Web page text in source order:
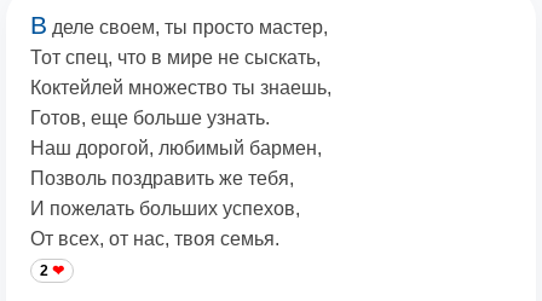
В деле своем, ты просто мастер,
Тот спец, что в мире не сыскать,
Коктейлей множество ты знаешь,
Готов, еще больше узнать.
Наш дорогой, любимый бармен,
Позволь поздравить же тебя,
И пожелать больших успехов,
От всех, от нас, твоя семья.
2